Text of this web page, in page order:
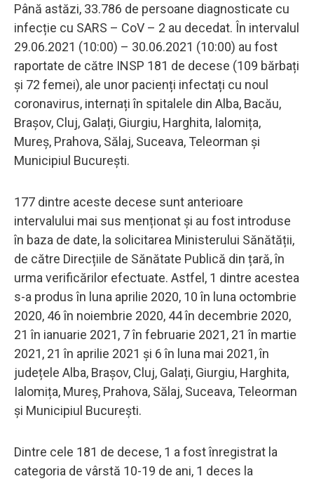
Până astăzi, 33.786 de persoane diagnosticate cu
infecție cu SARS – CoV – 2 au decedat. În intervalul
29.06.2021 (10:00) – 30.06.2021 (10:00) au fost
raportate de către INSP 181 de decese (109 bărbați
și 72 femei), ale unor pacienți infectați cu noul
coronavirus, internați în spitalele din Alba, Bacău,
Brașov, Cluj, Galați, Giurgiu, Harghita, Ialomița,
Mureș, Prahova, Sălaj, Suceava, Teleorman și
Municipiul București.
177 dintre aceste decese sunt anterioare
intervalului mai sus menționat și au fost introduse
în baza de date, la solicitarea Ministerului Sănătății,
de către Direcțiile de Sănătate Publică din țară, în
urma verificărilor efectuate. Astfel, 1 dintre acestea
s-a produs în luna aprilie 2020, 10 în luna octombrie
2020, 46 în noiembrie 2020, 44 în decembrie 2020,
21 în ianuarie 2021, 7 în februarie 2021, 21 în martie
2021, 21 în aprilie 2021 și 6 în luna mai 2021, în
județele Alba, Brașov, Cluj, Galați, Giurgiu, Harghita,
Ialomița, Mureș, Prahova, Sălaj, Suceava, Teleorman
și Municipiul București.
Dintre cele 181 de decese, 1 a fost înregistrat la
categoria de vârstă 10-19 de ani, 1 deces la